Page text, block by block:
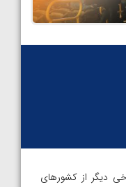
دیگر از کشورهای